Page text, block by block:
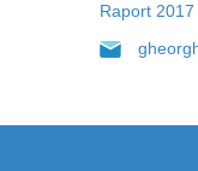
Raport 2017